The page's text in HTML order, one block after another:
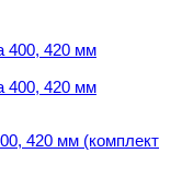
420 мм (комплект 2
420 мм (комплект